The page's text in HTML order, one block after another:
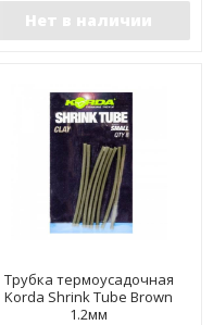
Нет в наличии
Трубка термоусадочная
Korda Shrink Tube Brown
1.2мм